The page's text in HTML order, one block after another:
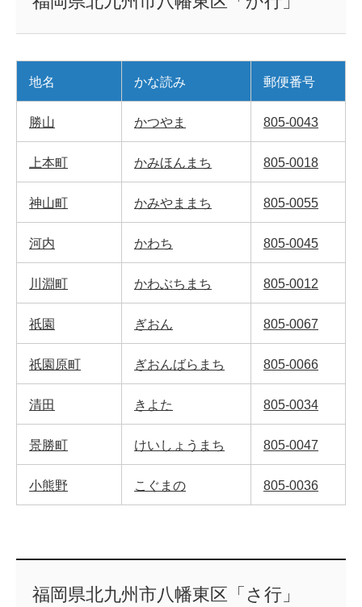
地名 かな読み 郵便番号
勝山 かつやま 805-0043
上本町 かみほんまち 805-0018
神山町 かみやままち 805-0055
河内 かわち 805-0045
川淵町 かわぶちまち 805-0012
祇園 ぎおん 805-0067
祇園原町 ぎおんばらまち 805-0066
清田 きよた 805-0034
景勝町 けいしょうまち 805-0047
小熊野 こぐまの 805-0036
福岡県北九州市八幡東区「さ行」